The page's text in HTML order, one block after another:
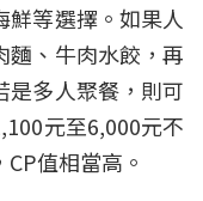
鮮等選擇。如果人
麵、牛肉水餃，再
是多人聚餐，則可
元至6,000元不
值相當高。